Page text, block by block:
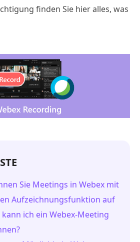
finden Sie hier alles, was
Sie Meetings in Webex mit
Aufzeichnungsfunktion auf
kann ich ein Webex-Meeting